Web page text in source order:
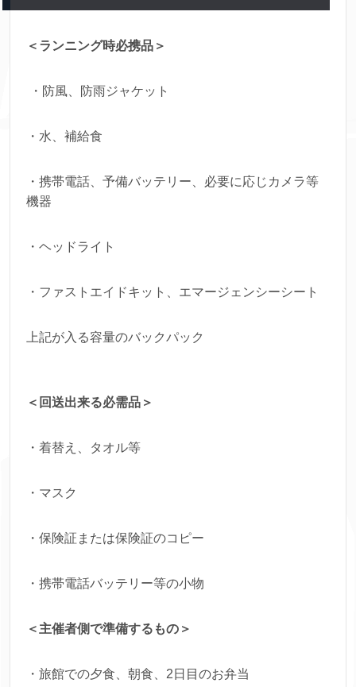
＜ランニング時必携品＞
・防風、防雨ジャケット
・水、補給食
・携帯電話、予備バッテリー、必要に応じカメラ等
機器
・ヘッドライト
・ファストエイドキット、エマージェンシーシート
上記が入る容量のバックパック
＜回送出来る必需品＞
・着替え、タオル等
・マスク
・保険証または保険証のコピー
・携帯電話バッテリー等の小物
＜主催者側で準備するもの＞
・旅館での夕食、朝食、2日目のお弁当